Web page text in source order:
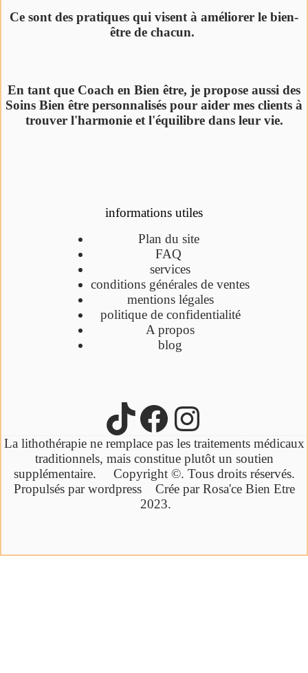
Ce sont des pratiques qui visent à améliorer le bien-
être de chacun.
En tant que Coach en Bien être, je propose aussi des
Soins Bien être personnalisés pour aider mes clients à
trouver l'harmonie et l'équilibre dans leur vie.
informations utiles
Plan du site
FAQ
services
conditions générales de ventes
mentions légales
politique de confidentialité
A propos
blog
La lithothérapie ne remplace pas les traitements médicaux
traditionnels, mais constitue plutôt un soutien
supplémentaire. Copyright ©. Tous droits réservés.
Propulsés par wordpress Crée par Rosa'ce Bien Etre
2023.